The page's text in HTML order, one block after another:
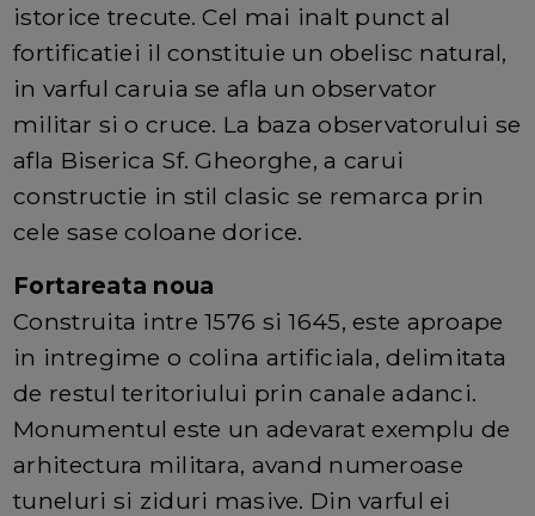
istorice trecute. Cel mai inalt punct al
fortificatiei il constituie un obelisc natural,
in varful caruia se afla un observator
militar si o cruce. La baza observatorului se
afla Biserica Sf. Gheorghe, a carui
constructie in stil clasic se remarca prin
cele sase coloane dorice.
Fortareata noua
Construita intre 1576 si 1645, este aproape
in intregime o colina artificiala, delimitata
de restul teritoriului prin canale adanci.
Monumentul este un adevarat exemplu de
arhitectura militara, avand numeroase
tuneluri si ziduri masive. Din varful ei